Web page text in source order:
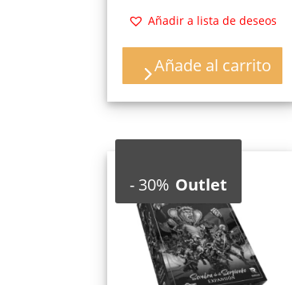
era:
26,95 €.
es:
18,87 €.
Añadir a lista de deseos
Añade al carrito
- 30% Outlet